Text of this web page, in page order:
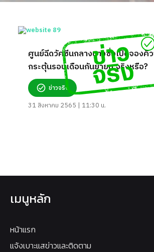
ศูนย์ฉีดวัคซีนกลางบางซื่อเปิดจองคิ
กระตุ้นรอบเดือนกันยายน จริงหรือ?
ข่าวจริง
31 สิงหาคม 2565 | 11:30 น.
เมนูหลัก
หน้าแรก
แจ้งเบาะแสข่าวและติดตาม